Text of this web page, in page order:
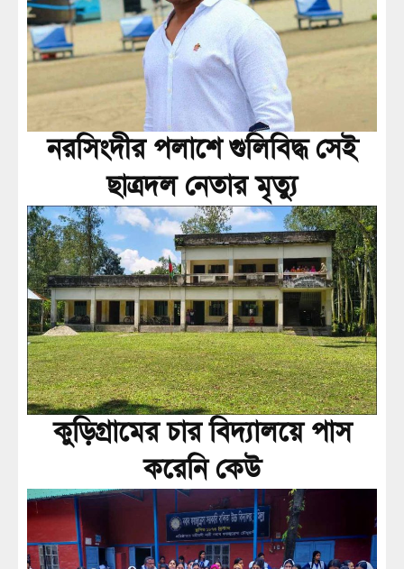
নরসিংদীর পলাশে গুলিবিদ্ধ সেই
ছাত্রদল নেতার মৃত্যু
কুড়িগ্রামের চার বিদ্যালয়ে পাস
করেনি কেউ